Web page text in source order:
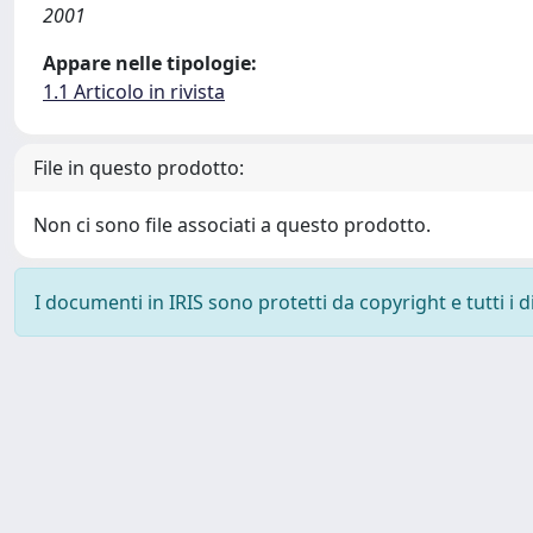
2001
Appare nelle tipologie:
1.1 Articolo in rivista
File in questo prodotto:
Non ci sono file associati a questo prodotto.
I documenti in IRIS sono protetti da copyright e tutti i